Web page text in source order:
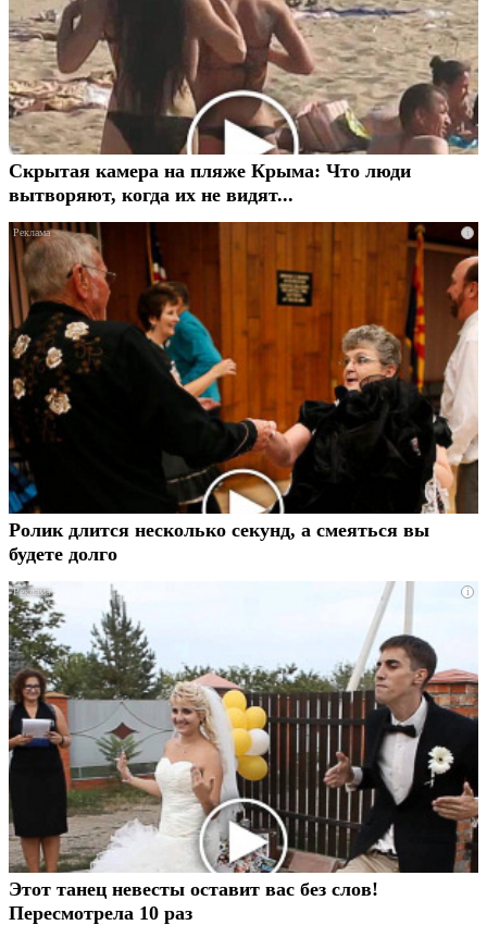
Скрытая камера на пляже Крыма: Что люди
вытворяют, когда их не видят...
i
Ролик длится несколько секунд, а смеяться вы
будете долго
i
Этот танец невесты оставит вас без слов!
Пересмотрела 10 раз